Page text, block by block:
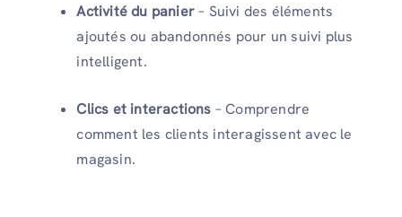
Activité du panier– Suivi des éléments
ajoutés ou abandonnés pour un suivi plus
intelligent.
Clics et interactions – Comprendre
comment les clients interagissent avec le
magasin.